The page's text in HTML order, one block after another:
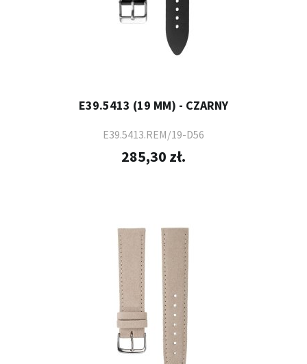
E39.5413 (19 MM) - CZARNY
E39.5413.REM/19-D56
285,30 zł.